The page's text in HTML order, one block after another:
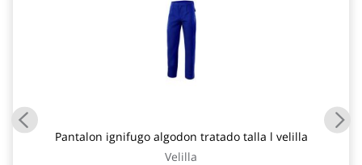
Pantalon ignifugo algodon tratado talla l velilla
Velilla